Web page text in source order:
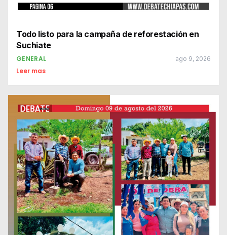
Todo listo para la campaña de reforestación en
Suchiate
GENERAL ago 9, 2026
Leer mas